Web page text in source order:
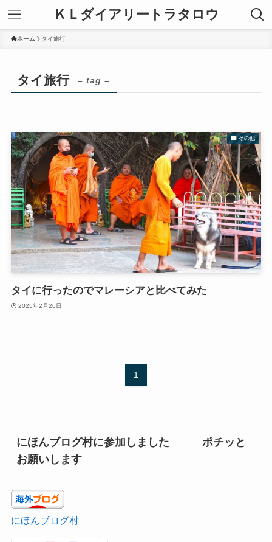
ＫＬダイアリートラタロウ
ホーム タイ旅行
タイ旅行 – tag –
その他
タイに行ったのでマレーシアと比べてみた
2025年2月26日
1
にほんブログ村に参加しました ポチッと
お願いします
にほんブログ村